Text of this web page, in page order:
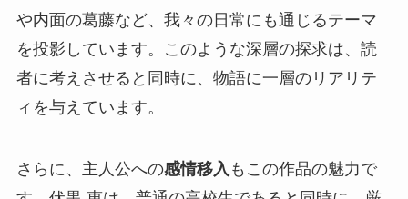
や内面の葛藤など、我々の日常にも通じるテーマ
を投影しています。このような深層の探求は、読
者に考えさせると同時に、物語に一層のリアリテ
ィを与えています。
さらに、主人公への感情移入 もこの作品の魅力で